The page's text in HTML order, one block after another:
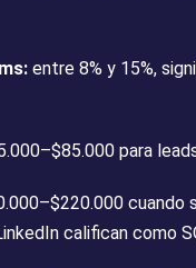
entre 8% y 15%,
para
califican como